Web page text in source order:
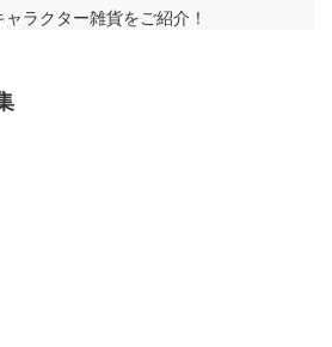
ラクター雑貨をご紹介！